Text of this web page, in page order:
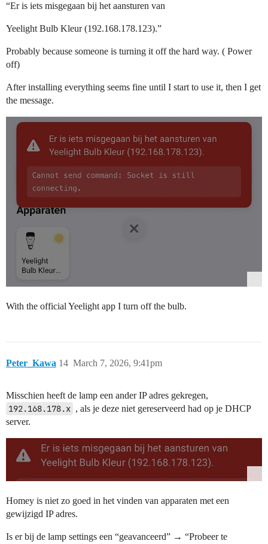
“Er is iets misgegaan bij het aansturen van
Yeelight Bulb Kleur (192.168.178.123).”
Probably because someone is turning it off the hard way. ( Power
off)
After installing everything seems fine until I start to use it, then I get
the message.
With the official Yeelight app I turn off the bulb.
Peter_Kawa March 7, 2026, 9:41pm
14
Misschien heeft de lamp een ander IP adres gekregen,
192.168.178.x , als je deze niet gereserveerd had op je DHCP
server.
Homey is niet zo goed in het vinden van apparaten met een
gewijzigd IP adres.
Is er bij de lamp settings een “geavanceerd” → “Probeer te